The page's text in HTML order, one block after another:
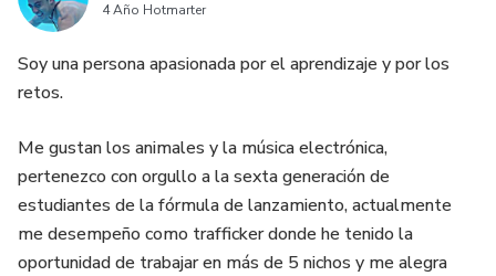
4 Año Hotmarter
Soy una persona apasionada por el aprendizaje y por los
retos.
Me gustan los animales y la música electrónica,
pertenezco con orgullo a la sexta generación de
estudiantes de la fórmula de lanzamiento, actualmente
me desempeño como trafficker donde he tenido la
oportunidad de trabajar en más de 5 nichos y me alegra